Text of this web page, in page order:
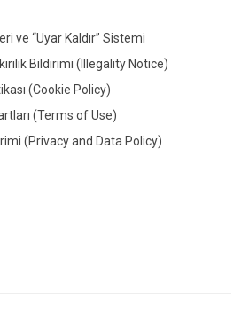
ve “Uyar Kaldır” Sistemi
Bildirimi (Illegality Notice)
(Cookie Policy)
(Terms of Use)
(Privacy and Data Policy)